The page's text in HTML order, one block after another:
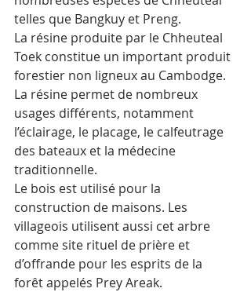
telles que Bangkuy et Preng.
La résine produite par le Chheuteal
Toek constitue un important produit
forestier non ligneux au Cambodge.
La résine permet de nombreux
usages différents, notamment
l’éclairage, le placage, le calfeutrage
des bateaux et la médecine
traditionnelle.
Le bois est utilisé pour la
construction de maisons. Les
villageois utilisent aussi cet arbre
comme site rituel de prière et
d’offrande pour les esprits de la
forêt appelés Prey Areak.